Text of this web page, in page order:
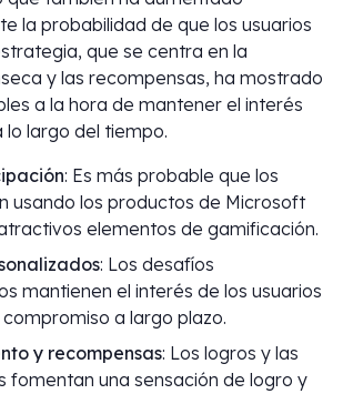
la probabilidad de que los usuarios
que se centra en la
y las recompensas, ha mostrado
a la hora de mantener el interés
lo largo del tiempo.
: Es más probable que los
usando los productos de Microsoft
elementos de gamificación.
: Los desafíos
mantienen el interés de los usuarios
a largo plazo.
y recompensas: Los logros y las
fomentan una sensación de logro y